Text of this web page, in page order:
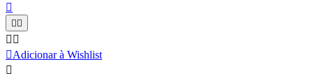

 
 
Adicionar à Wishlist
